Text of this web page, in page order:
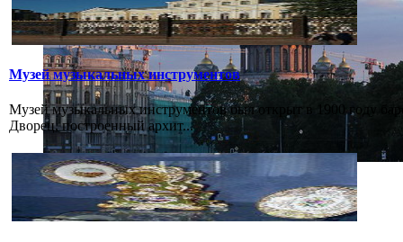
Музей музыкальных инструментов
Музей музыкальных инструментов был открыт в 1900 году
Дворец, построенный архит...